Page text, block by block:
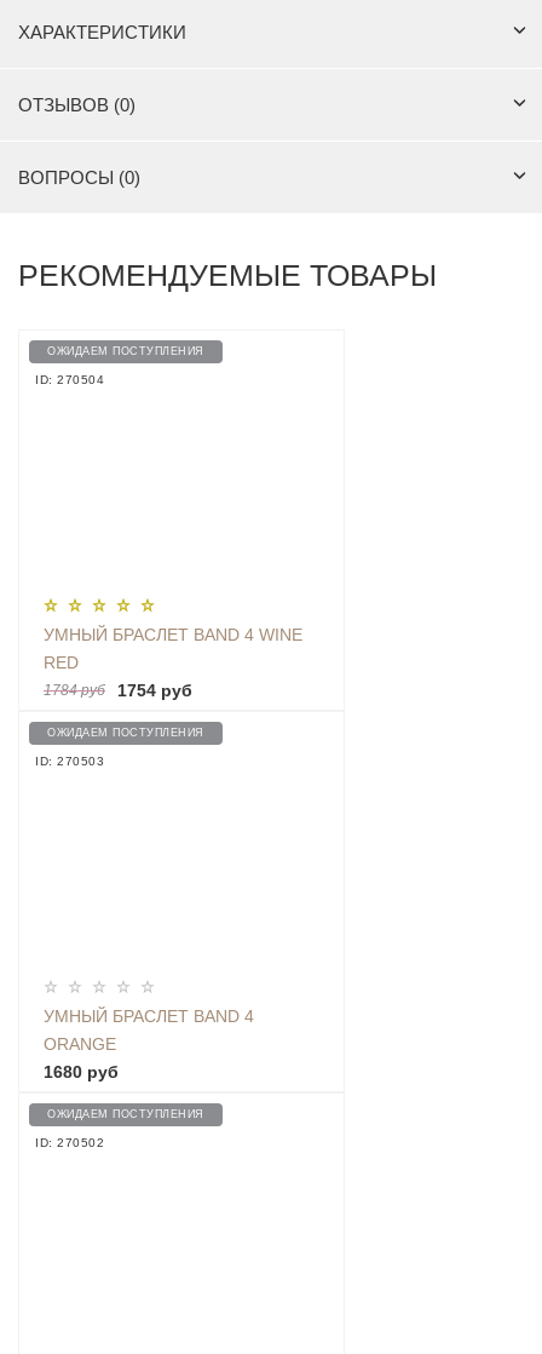
ХАРАКТЕРИСТИКИ
ОТЗЫВОВ (0)
ВОПРОСЫ (0)
РЕКОМЕНДУЕМЫЕ ТОВАРЫ
ОЖИДАЕМ ПОСТУПЛЕНИЯ
ID: 270504
УМНЫЙ БРАСЛЕТ BAND 4 WINE
RED
1784 руб 1754 руб
ОЖИДАЕМ ПОСТУПЛЕНИЯ
ID: 270503
УМНЫЙ БРАСЛЕТ BAND 4
ORANGE
1680 руб
ОЖИДАЕМ ПОСТУПЛЕНИЯ
ID: 270502